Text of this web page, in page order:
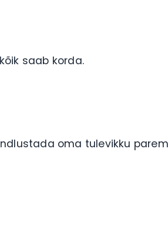
saab korda.
oma tulevikku